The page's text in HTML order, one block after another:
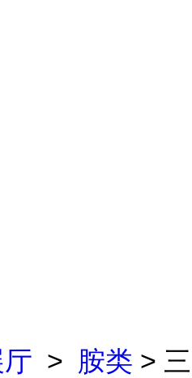
> 胺类 > 三